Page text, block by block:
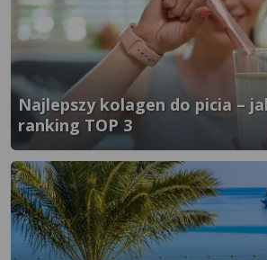
}" />
Najlepszy kolagen do picia –
ranking TOP 3